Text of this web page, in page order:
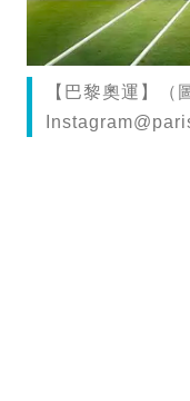
【巴黎奧運】（